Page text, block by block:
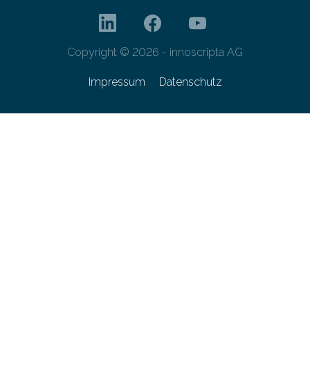
Copyright © 2026 - innoscripta AG
Impressum Datenschutz